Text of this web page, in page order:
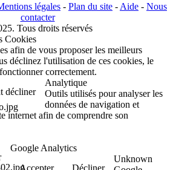
légales - Plan du site - Aide - Nous
contacter
Tous droits réservés
Cookies
afin de vous proposer les meilleurs
déclinez l'utilisation de ces cookies, le
correctement.
décliner
Analytique
Outils utilisés pour analyser les
données de navigation et
internet afin de comprendre son
Google Analytics
Accepter
Décliner
Unknown